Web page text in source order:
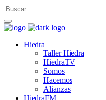
Hiedra
Taller Hiedra
HiedraTV
Somos
Hacemos
Alianzas
HiedraFM